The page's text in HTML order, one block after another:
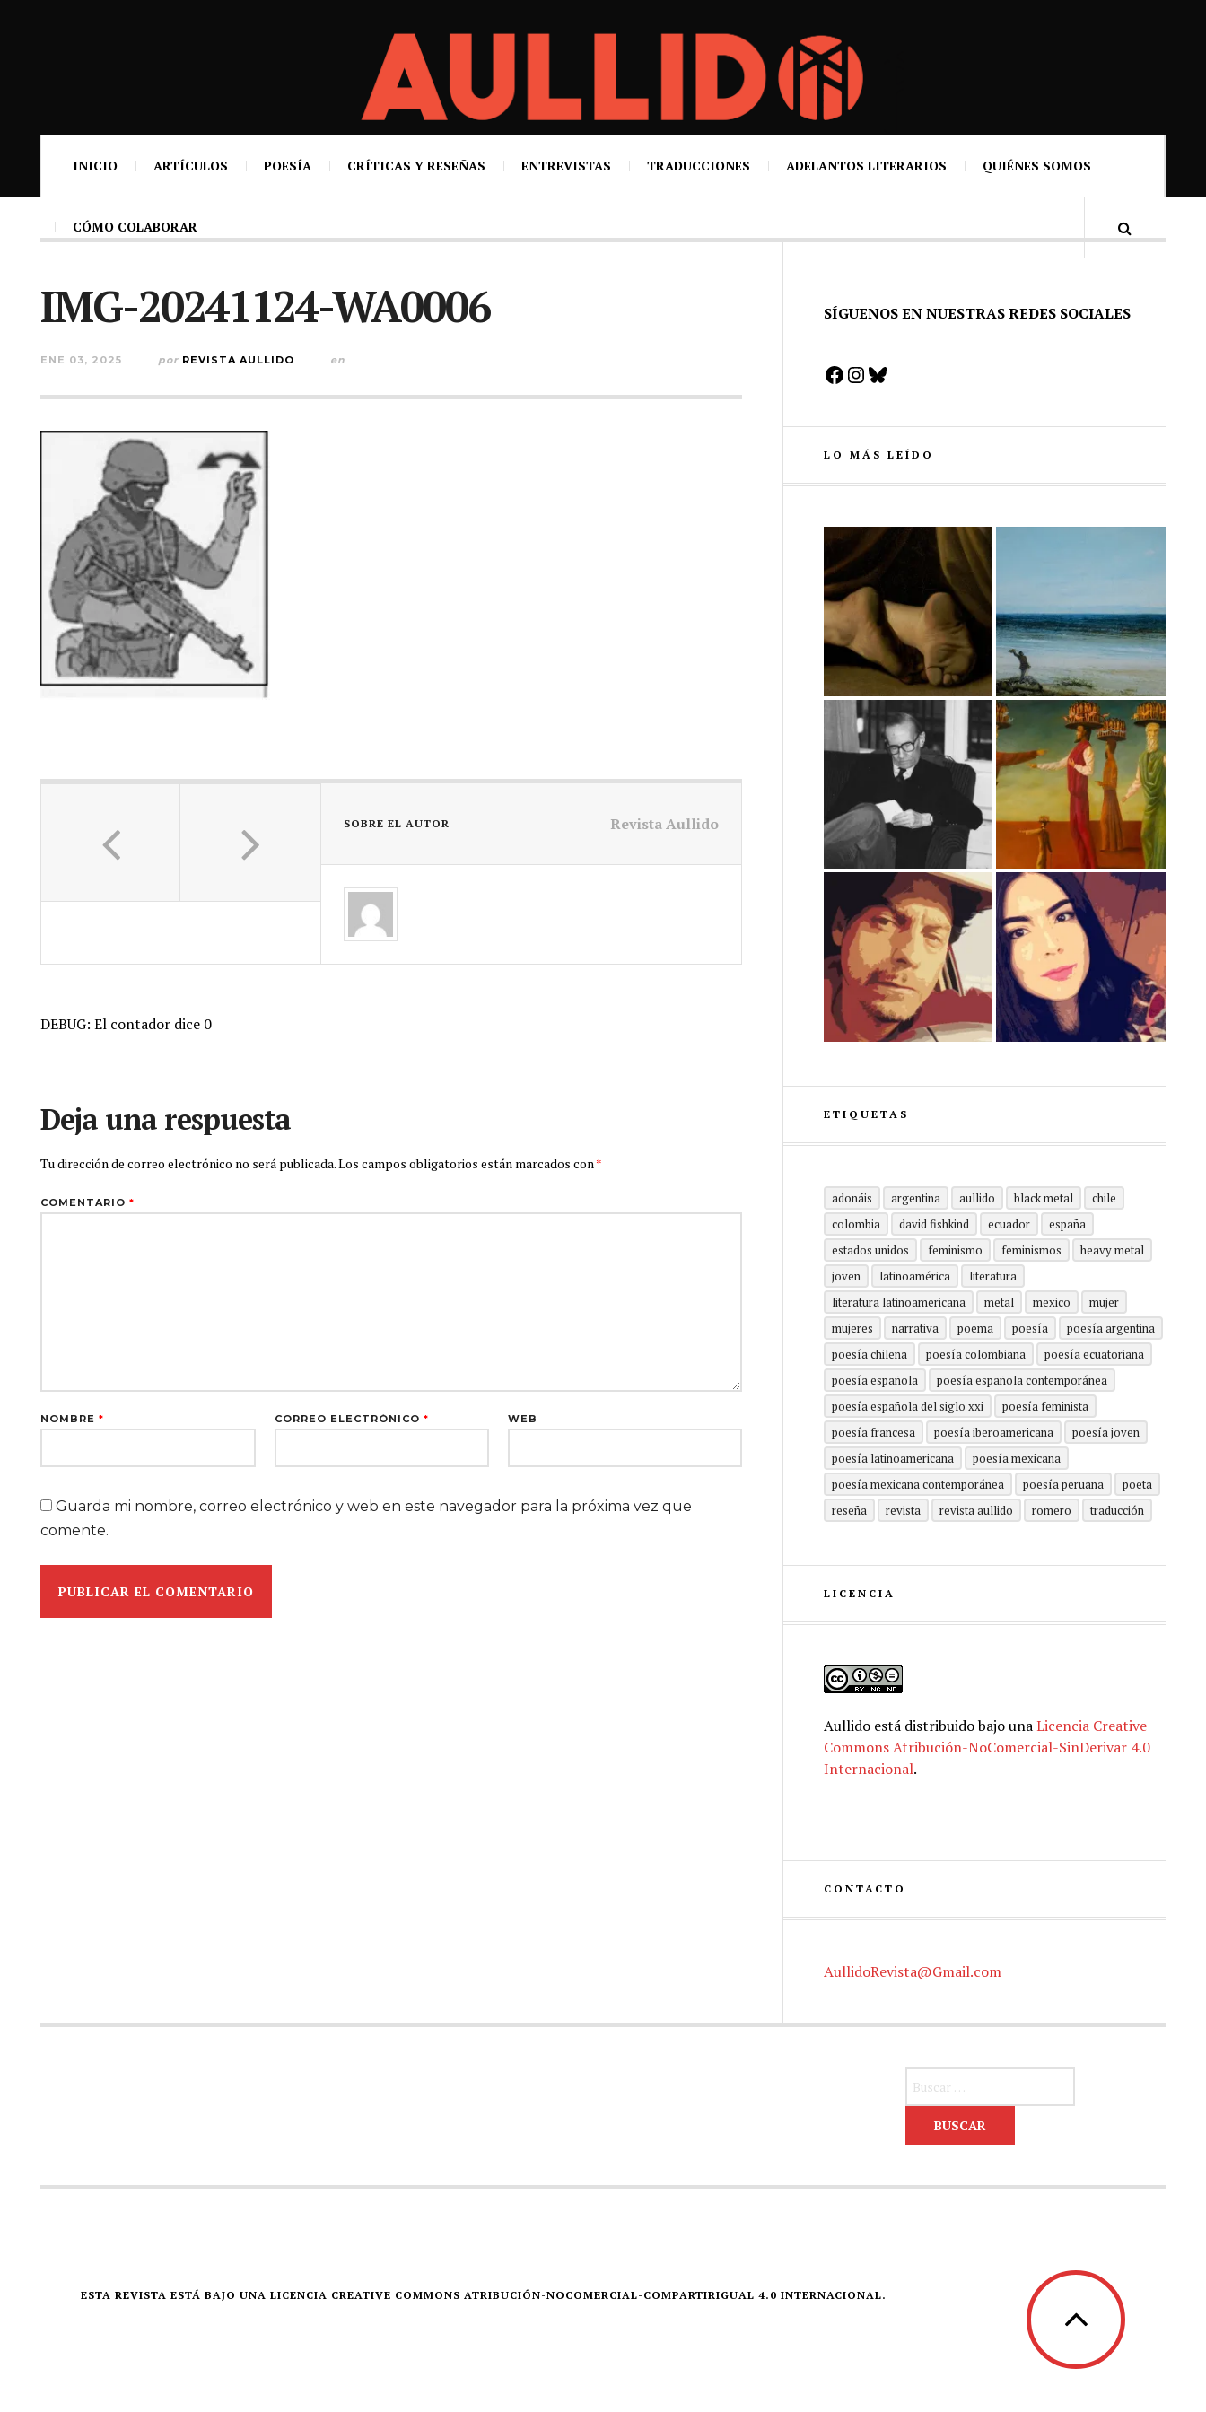
INICIO ARTÍCULOS POESÍA CRÍTICAS Y RESEÑAS ENTREVISTAS TRADUCCIONES ADELANTOS LITERARIOS QUIÉNES SOMOS
CÓMO COLABORAR
IMG-20241124-WA0006
ENE 03, 2025 por REVISTA AULLIDO en
SOBRE EL AUTOR Revista Aullido
DEBUG: El contador dice 0
Deja una respuesta
Tu dirección de correo electrónico no será publicada.Los campos obligatorios están marcados con*
COMENTARIO *
NOMBRE * CORREO ELECTRÓNICO * WEB
Guarda mi nombre, correo electrónico y web en este navegador para la próxima vez que
comente.
SÍGUENOS EN NUESTRAS REDES SOCIALES
Facebook
Instagram
Bluesky
LO MÁS LEÍDO
ETIQUETAS
adonáis argentina aullido black metal
chile
colombia
david fishkind ecuador
españa
estados unidos
feminismo feminismos
heavy metal
joven
latinoamérica
literatura
literatura latinoamericana
metal mexico
mujer
mujeres
narrativa poema poesía
poesía argentina
poesía chilena
poesía colombiana
poesía ecuatoriana
poesía española
poesía española contemporánea
poesía española del siglo xxi
poesía feminista
poesía francesa
poesía iberoamericana
poesía joven
poesía latinoamericana
poesía mexicana
poesía mexicana contemporánea
poesía peruana
poeta
reseña
revista revista aullido romero traducción
LICENCIA
Aullidoestá distribuido bajo unaLicencia Creative
Commons Atribución-NoComercial-SinDerivar 4.0
Internacional.
CONTACTO
AullidoRevista@Gmail.com
ESTA REVISTA ESTÁ BAJO UNA LICENCIA CREATIVE COMMONS ATRIBUCIÓN-NOCOMERCIAL-COMPARTIRIGUAL 4.0 INTERNACIONAL.